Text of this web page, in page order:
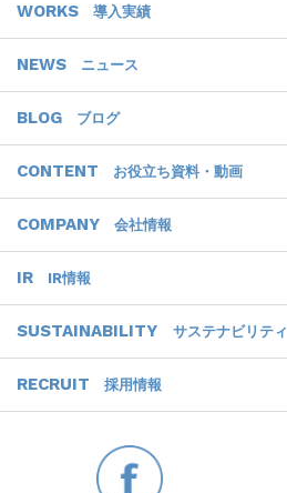
WORKS 導入実績
NEWS ニュース
BLOG ブログ
CONTENT お役立ち資料・動画
COMPANY 会社情報
IR IR情報
SUSTAINABILITY サステナビリティ
RECRUIT 採用情報